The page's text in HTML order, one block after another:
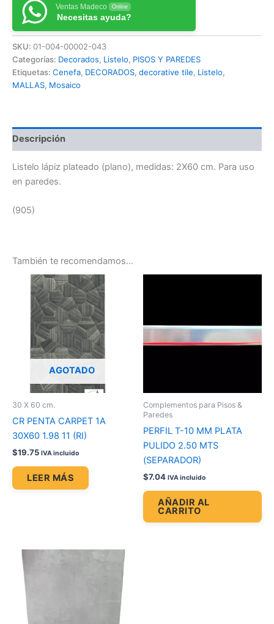
Ventas Madeco Online
Necesitas ayuda?
SKU: 01-004-00002-043
Categorías: Decorados, Listelo, PISOS Y PAREDES
Etiquetas: Cenefa, DECORADOS, decorative tile, Listelo,
MALLAS, Mosaico
Descripción
Listelo lápiz plateado (plano), medidas: 2X60 cm. Para uso
en paredes.
(905)
También te recomendamos…
AGOTADO
30 X 60 cm.
CR PENTA CARPET 1A
30X60 1.98 11 (RI)
$19.75 IVA incluido
LEER MÁS
Complementos para Pisos &
Paredes
PERFIL T-10 MM PLATA
PULIDO 2.50 MTS
(SEPARADOR)
$7.04 IVA incluido
AÑADIR AL
CARRITO